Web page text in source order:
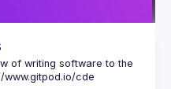
of writing software to the
www.gitpod.io/cde